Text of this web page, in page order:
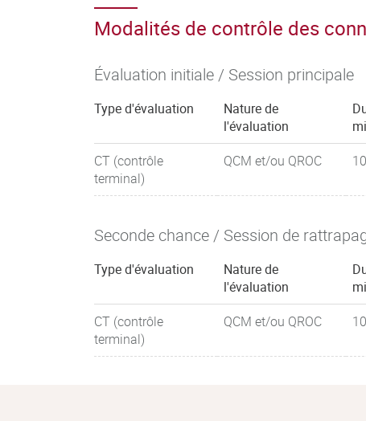
Modalités de contrôle des
Évaluation initiale / Session principale
Type d'évaluation
Nature de
l'évaluation
CT (contrôle
terminal)
QCM et/ou QROC
Seconde chance / Session de
Type d'évaluation
Nature de
l'évaluation
CT (contrôle
terminal)
QCM et/ou QROC